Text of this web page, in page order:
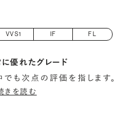
VVS1 IF FL
優れたグレード
も次点の評価を指します。
きを読む